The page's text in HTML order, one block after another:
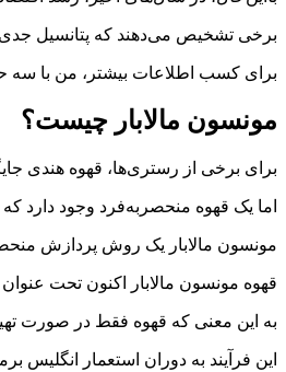
برخی تشخیص می‌دهند که پتانسیل جدی
برای کسب اطلاعات بیشتر، من با سه
مونسون مالابار چیست؟
برای برخی از رستری‌ها، قهوه هندی
اما یک قهوه منحصربه‌فرد وجود دارد
مونسون مالابار یک روش پردازش
قهوه مونسون مالابار اکنون تحت عنوان India Geographic Indics of Good ارائه می‌شود،
به این معنی که قهوه فقط در صورت
این فرآیند به دوران استعمار انگلیس